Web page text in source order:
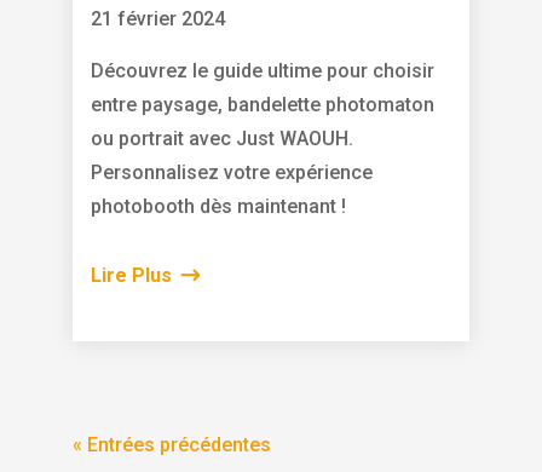
21 février 2024
Découvrez le guide ultime pour choisir
entre paysage, bandelette photomaton
ou portrait avec Just WAOUH.
Personnalisez votre expérience
photobooth dès maintenant !
Lire Plus
« Entrées précédentes